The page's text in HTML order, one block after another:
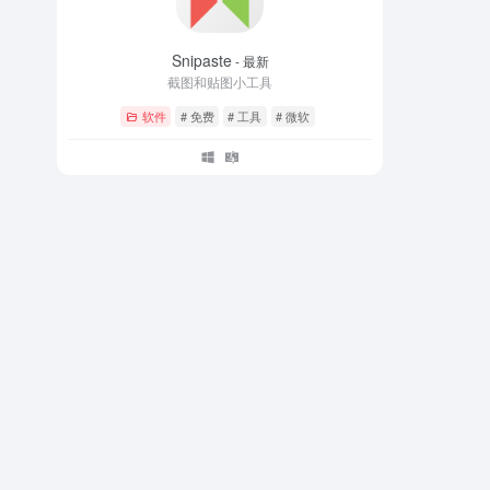
Snipaste- 最新
截图和贴图小工具
软件 # 免费 # 工具 # 微软